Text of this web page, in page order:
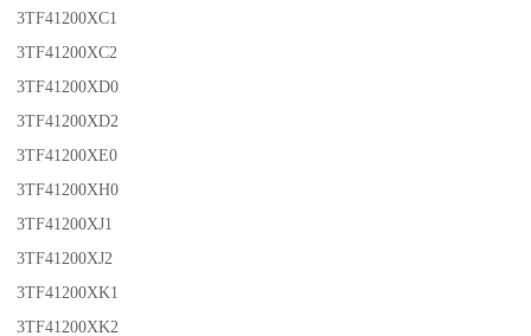
3TF41200XC1
3TF41200XC2
3TF41200XD0
3TF41200XD2
3TF41200XE0
3TF41200XH0
3TF41200XJ1
3TF41200XJ2
3TF41200XK1
3TF41200XK2